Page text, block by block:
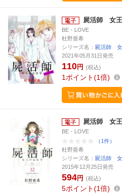
屍活師 女
BE・LOVE
杜野亜希
シリーズ名： 屍活師 女
2021年05月31日発売
110円 (税込)
1 ポイント 1倍
屍活師 女王
BE・LOVE
（1件）
杜野亜希
シリーズ名： 屍活師 女
2015年12月25日発売
594円 (税込)
5ポイント 1倍